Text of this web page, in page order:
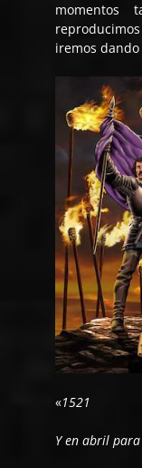
momentos
iremos
«1521
Y en abril